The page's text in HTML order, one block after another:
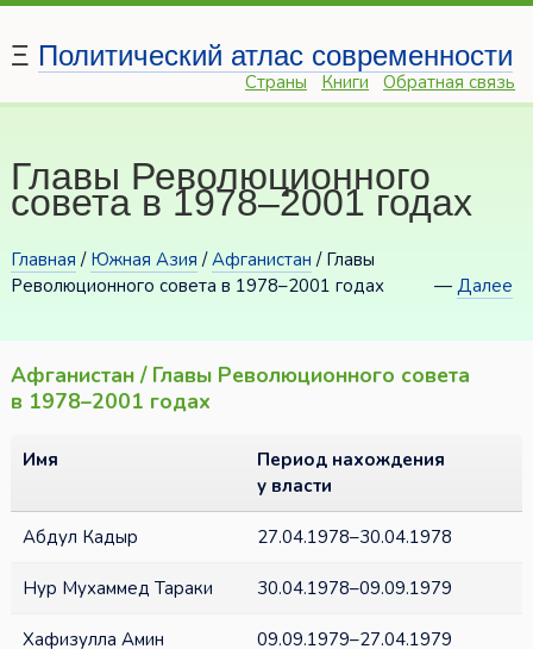
Ξ Политический атлас современности
Страны Книги Обратная связь
Главы Революционного
совета в 1978–2001 годах
Главная / Южная Азия /Афганистан / Главы
Революционного совета в 1978–2001 годах
—Далее
Афганистан / Главы Революционного совета
в 1978–2001 годах
Имя
Период нахождения
у власти
Абдул Кадыр 27.04.1978–30.04.1978
Нур Мухаммед Тараки 30.04.1978–09.09.1979
Хафизулла Амин 09.09.1979–27.04.1979